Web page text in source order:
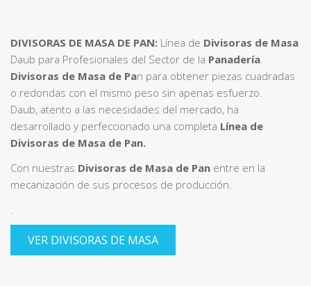
DIVISORAS DE MASA DE PAN: Línea de Divisoras de Masa
Daub para Profesionales del Sector de la Panadería
Divisoras de Masa de Pan para obtener piezas cuadradas
o redondas con el mismo peso sin apenas esfuerzo.
Daub, atento a las necesidades del mercado, ha
desarrollado y perfeccionado una completa Línea de
Divisoras de Masa de Pan.
Con nuestras Divisoras de Masa de Pan entre en la
mecanización de sus procesos de producción.
VER DIVISORAS DE MASA